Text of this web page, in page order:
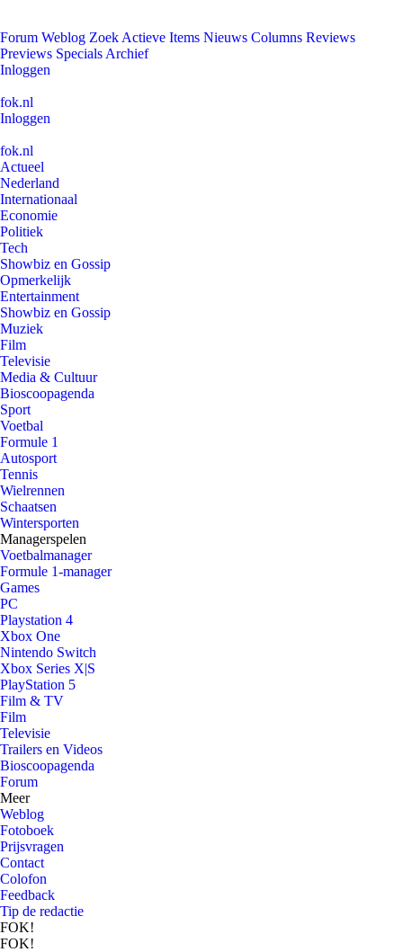
Forum Weblog Zoek Actieve Items Nieuws Columns Reviews
Previews Specials Archief
Inloggen
fok.nl
Inloggen
fok.nl
Actueel
Nederland
Internationaal
Economie
Politiek
Tech
Showbiz en Gossip
Opmerkelijk
Entertainment
Showbiz en Gossip
Muziek
Film
Televisie
Media & Cultuur
Bioscoopagenda
Sport
Voetbal
Formule 1
Autosport
Tennis
Wielrennen
Schaatsen
Wintersporten
Managerspelen
Voetbalmanager
Formule 1-manager
Games
PC
Playstation 4
Xbox One
Nintendo Switch
Xbox Series X|S
PlayStation 5
Film & TV
Film
Televisie
Trailers en Videos
Bioscoopagenda
Forum
Meer
Weblog
Fotoboek
Prijsvragen
Contact
Colofon
Feedback
Tip de redactie
FOK!
FOK!